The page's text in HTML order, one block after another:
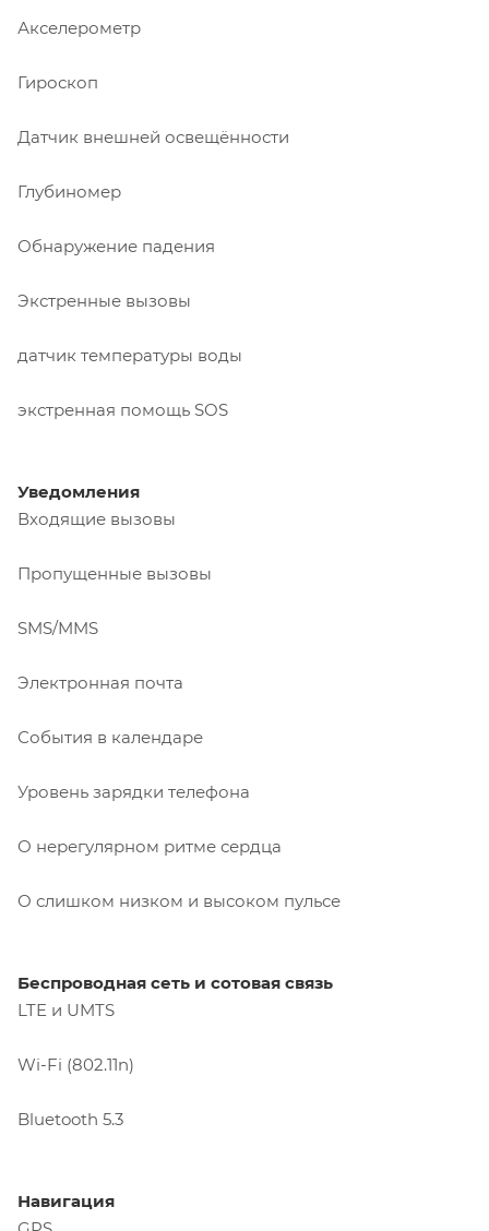
Акселерометр
Гироскоп
Датчик внешней освещённости
Глубиномер
Обнаружение падения
Экстренные вызовы
датчик температуры воды
экстренная помощь SOS
Уведомления
Входящие вызовы
Пропущенные вызовы
SMS/MMS
Электронная почта
События в календаре
Уровень зарядки телефона
О нерегулярном ритме сердца
О слишком низком и высоком пульсе
Беспроводная сеть и сотовая связь
LTE и UMTS
Wi-Fi (802.11n)
Bluetooth 5.3
Навигация